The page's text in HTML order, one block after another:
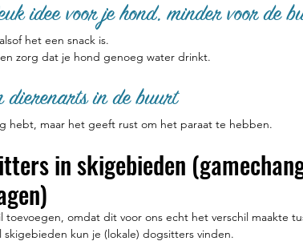
idee voor je hond, minder voor de
het een snack is.
zorg dat je hond genoeg water drinkt.
dierenarts in de buurt
hebt, maar het geeft rust om het paraat te hebben.
in skigebieden
toevoegen, omdat dit voor ons echt het verschil maakte
kun je (lokale) dogsitters vinden.